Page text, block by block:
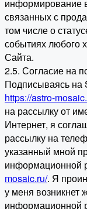
информирование
связанных с
том числе о
событиях любого
Сайта.
2.5. Согласие на
Подписываясь на
https://astro-
на рассылку от
Интернет, я
рассылку на
указанный мной
информационной
mosaic.ru/. Я
у меня возникнет
информационной